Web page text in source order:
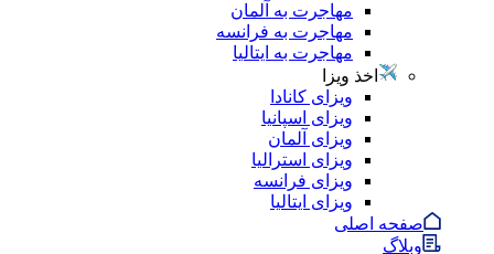
مهاجرت به آلمان
مهاجرت به فرانسه
مهاجرت به ایتالیا
اخذ ویزا
ویزای کانادا
ویزای اسپانیا
ویزای آلمان
ویزای استرالیا
ویزای فرانسه
ویزای ایتالیا
صفحه اصلی
وبلاگ